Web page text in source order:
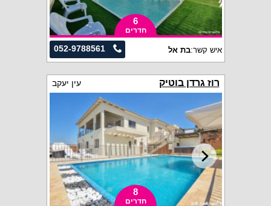
6
חדרים
052-9788561 איש קשר:בת אל
רוז גרדן בוטיק עין יעקב
8
חדרים